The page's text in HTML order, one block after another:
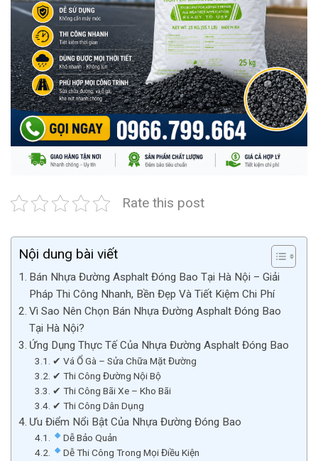
Rate this post
Nội dung bài viết
Bán Nhựa Đường Asphalt Đóng Bao Tại Hà Nội – Giải
Pháp Thi Công Nhanh, Bền Đẹp Và Tiết Kiệm Chi Phí
Vì Sao Nên Chọn Bán Nhựa Đường Asphalt Đóng Bao
Tại Hà Nội?
Ứng Dụng Thực Tế Của Nhựa Đường Asphalt Đóng Bao
✔ Vá Ổ Gà – Sửa Chữa Mặt Đường
✔ Thi Công Đường Nội Bộ
✔ Thi Công Bãi Xe – Kho Bãi
✔ Thi Công Dân Dụng
Ưu Điểm Nổi Bật Của Nhựa Đường Đóng Bao
Dễ Bảo Quản
Dễ Thi Công Trong Mọi Điều Kiện